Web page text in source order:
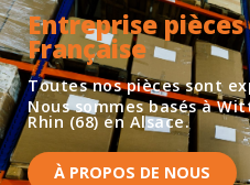
Entreprise
Française
Toutes nos pièces sont
Nous sommes basés à
Rhin (68) en Alsace.
À PROPOS DE NOUS